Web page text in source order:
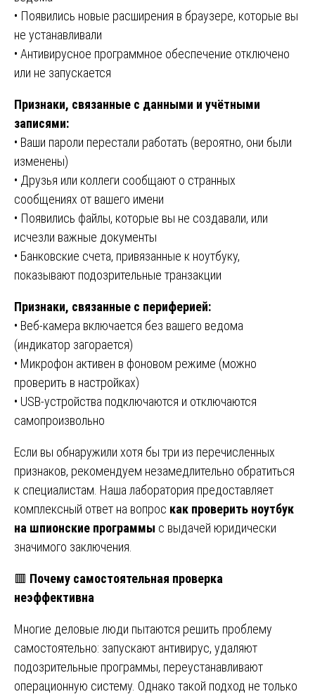
• Появились новые расширения в браузере, которые вы
не устанавливали
• Антивирусное программное обеспечение отключено
или не запускается
Признаки, связанные с данными и учётными
записями:
• Ваши пароли перестали работать (вероятно, они были
изменены)
• Друзья или коллеги сообщают о странных
сообщениях от вашего имени
• Появились файлы, которые вы не создавали, или
исчезли важные документы
• Банковские счета, привязанные к ноутбуку,
показывают подозрительные транзакции
Признаки, связанные с периферией:
• Веб-камера включается без вашего ведома
(индикатор загорается)
• Микрофон активен в фоновом режиме (можно
проверить в настройках)
• USB-устройства подключаются и отключаются
самопроизвольно
Если вы обнаружили хотя бы три из перечисленных
признаков, рекомендуем незамедлительно обратиться
к специалистам. Наша лаборатория предоставляет
комплексный ответ на вопрос как проверить ноутбук
на шпионские программы с выдачей юридически
значимого заключения.
🟥 Почему самостоятельная проверка
неэффективна
Многие деловые люди пытаются решить проблему
самостоятельно: запускают антивирус, удаляют
подозрительные программы, переустанавливают
операционную систему. Однако такой подход не только